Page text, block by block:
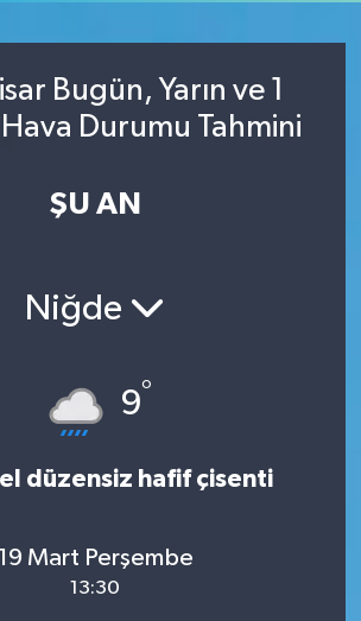
Bugün, Yarın ve 1
Hava Durumu Tahmini
ŞU AN
Niğde
9°
düzensiz hafif çisenti
19 Mart Perşembe
13:30
Haberleri